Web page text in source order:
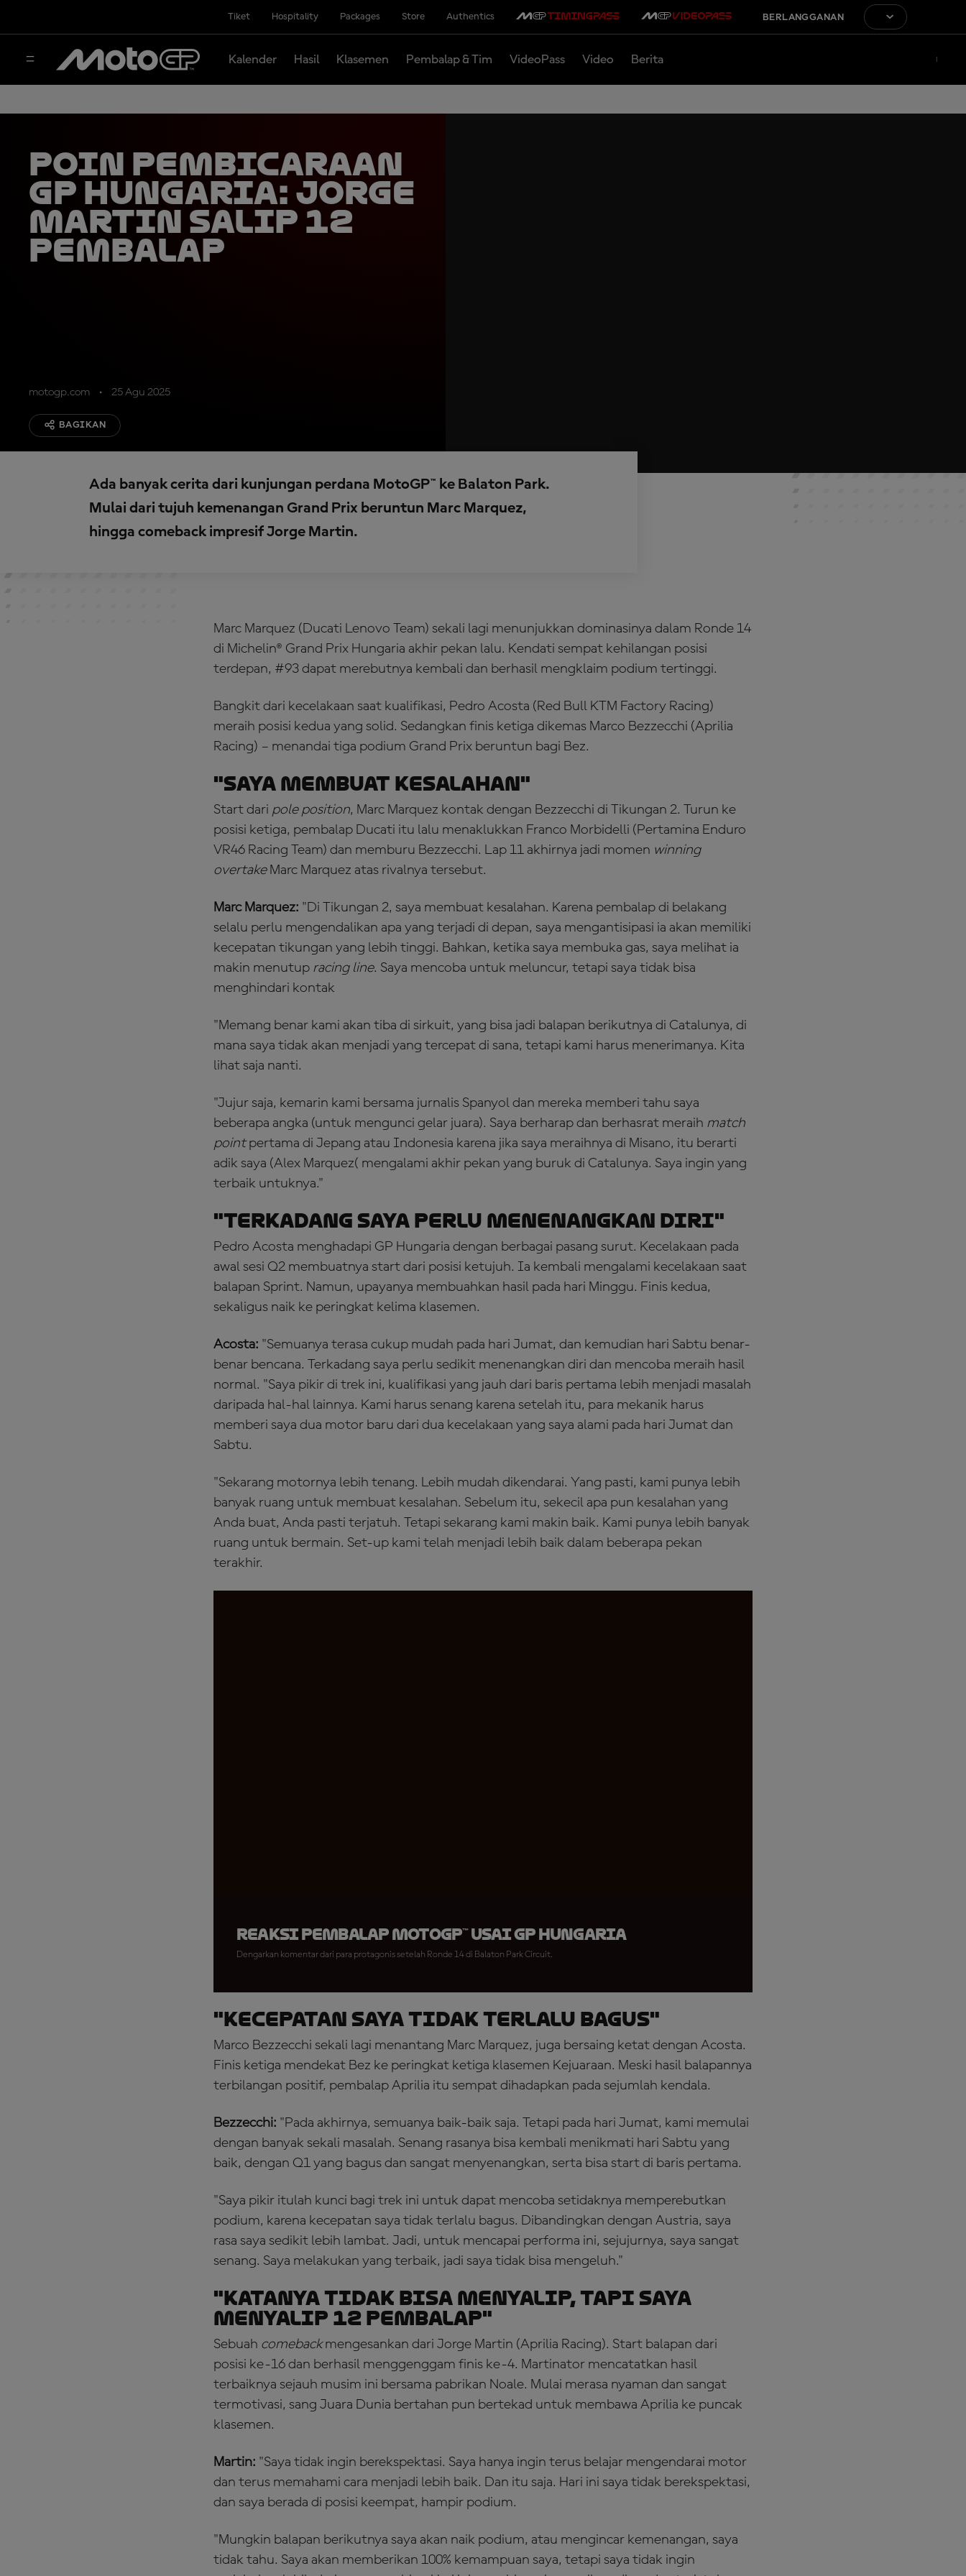
Tiket Hospitality Packages Store Authentics BERLANGGANAN
Kalender Hasil Klasemen Pembalap & Tim VideoPass Video Berita
Poin Pembicaraan
GP Hungaria: Jorge
Martin Salip 12
Pembalap
motogp.com 25 Agu 2025
BAGIKAN
Ada banyak cerita dari kunjungan perdana MotoGP™ ke Balaton Park.
Mulai dari tujuh kemenangan Grand Prix beruntun Marc Marquez,
hingga comeback impresif Jorge Martin.
Marc Marquez (Ducati Lenovo Team) sekali lagi menunjukkan dominasinya dalam Ronde 14
di Michelin® Grand Prix Hungaria akhir pekan lalu. Kendati sempat kehilangan posisi
terdepan, #93 dapat merebutnya kembali dan berhasil mengklaim podium tertinggi.
Bangkit dari kecelakaan saat kualifikasi, Pedro Acosta (Red Bull KTM Factory Racing)
meraih posisi kedua yang solid. Sedangkan finis ketiga dikemas Marco Bezzecchi (Aprilia
Racing) – menandai tiga podium Grand Prix beruntun bagi Bez.
"Saya Membuat Kesalahan"
Start dari pole position, Marc Marquez kontak dengan Bezzecchi di Tikungan 2. Turun ke
posisi ketiga, pembalap Ducati itu lalu menaklukkan Franco Morbidelli (Pertamina Enduro
VR46 Racing Team) dan memburu Bezzecchi. Lap 11 akhirnya jadi momen winning
overtake Marc Marquez atas rivalnya tersebut.
Marc Marquez: "Di Tikungan 2, saya membuat kesalahan. Karena pembalap di belakang
selalu perlu mengendalikan apa yang terjadi di depan, saya mengantisipasi ia akan memiliki
kecepatan tikungan yang lebih tinggi. Bahkan, ketika saya membuka gas, saya melihat ia
makin menutup racing line. Saya mencoba untuk meluncur, tetapi saya tidak bisa
menghindari kontak
"Memang benar kami akan tiba di sirkuit, yang bisa jadi balapan berikutnya di Catalunya, di
mana saya tidak akan menjadi yang tercepat di sana, tetapi kami harus menerimanya. Kita
lihat saja nanti.
"Jujur saja, kemarin kami bersama jurnalis Spanyol dan mereka memberi tahu saya
beberapa angka (untuk mengunci gelar juara). Saya berharap dan berhasrat meraih match
pointpertama di Jepang atau Indonesia karena jika saya meraihnya di Misano, itu berarti
adik saya (Alex Marquez( mengalami akhir pekan yang buruk di Catalunya. Saya ingin yang
terbaik untuknya."
"Terkadang Saya Perlu Menenangkan Diri"
Pedro Acosta menghadapi GP Hungaria dengan berbagai pasang surut. Kecelakaan pada
awal sesi Q2 membuatnya start dari posisi ketujuh. Ia kembali mengalami kecelakaan saat
balapan Sprint. Namun, upayanya membuahkan hasil pada hari Minggu. Finis kedua,
sekaligus naik ke peringkat kelima klasemen.
Acosta: "Semuanya terasa cukup mudah pada hari Jumat, dan kemudian hari Sabtu benar-
benar bencana. Terkadang saya perlu sedikit menenangkan diri dan mencoba meraih hasil
normal. "Saya pikir di trek ini, kualifikasi yang jauh dari baris pertama lebih menjadi masalah
daripada hal-hal lainnya. Kami harus senang karena setelah itu, para mekanik harus
memberi saya dua motor baru dari dua kecelakaan yang saya alami pada hari Jumat dan
Sabtu.
"Sekarang motornya lebih tenang. Lebih mudah dikendarai. Yang pasti, kami punya lebih
banyak ruang untuk membuat kesalahan. Sebelum itu, sekecil apa pun kesalahan yang
Anda buat, Anda pasti terjatuh. Tetapi sekarang kami makin baik. Kami punya lebih banyak
ruang untuk bermain. Set-up kami telah menjadi lebih baik dalam beberapa pekan
terakhir.
Reaksi Pembalap MotoGP™ Usai GP Hungaria
Dengarkan komentar dari para protagonis setelah Ronde 14 di Balaton Park Circuit.
"Kecepatan Saya Tidak Terlalu Bagus"
Marco Bezzecchi sekali lagi menantang Marc Marquez, juga bersaing ketat dengan Acosta.
Finis ketiga mendekat Bez ke peringkat ketiga klasemen Kejuaraan. Meski hasil balapannya
terbilangan positif, pembalap Aprilia itu sempat dihadapkan pada sejumlah kendala.
Bezzecchi: "Pada akhirnya, semuanya baik-baik saja. Tetapi pada hari Jumat, kami memulai
dengan banyak sekali masalah. Senang rasanya bisa kembali menikmati hari Sabtu yang
baik, dengan Q1 yang bagus dan sangat menyenangkan, serta bisa start di baris pertama.
"Saya pikir itulah kunci bagi trek ini untuk dapat mencoba setidaknya memperebutkan
podium, karena kecepatan saya tidak terlalu bagus. Dibandingkan dengan Austria, saya
rasa saya sedikit lebih lambat. Jadi, untuk mencapai performa ini, sejujurnya, saya sangat
senang. Saya melakukan yang terbaik, jadi saya tidak bisa mengeluh."
"Katanya Tidak Bisa Menyalip, tapi Saya
Menyalip 12 Pembalap"
Sebuah comebackmengesankan dari Jorge Martin (Aprilia Racing). Start balapan dari
posisi ke-16 dan berhasil menggenggam finis ke-4. Martinator mencatatkan hasil
terbaiknya sejauh musim ini bersama pabrikan Noale. Mulai merasa nyaman dan sangat
termotivasi, sang Juara Dunia bertahan pun bertekad untuk membawa Aprilia ke puncak
klasemen.
Martin: "Saya tidak ingin berekspektasi. Saya hanya ingin terus belajar mengendarai motor
dan terus memahami cara menjadi lebih baik. Dan itu saja. Hari ini saya tidak berekspektasi,
dan saya berada di posisi keempat, hampir podium.
"Mungkin balapan berikutnya saya akan naik podium, atau mengincar kemenangan, saya
tidak tahu. Saya akan memberikan 100% kemampuan saya, tetapi saya tidak ingin